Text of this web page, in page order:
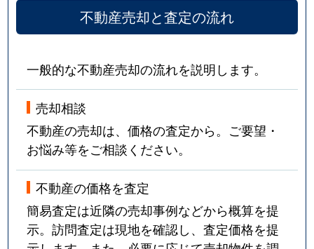
不動産売却と査定の流れ
一般的な不動産売却の流れを説明します。
売却相談
不動産の売却は、価格の査定から。ご要望・
お悩み等をご相談ください。
不動産の価格を査定
簡易査定は近隣の売却事例などから概算を提
示。訪問査定は現地を確認し、査定価格を提